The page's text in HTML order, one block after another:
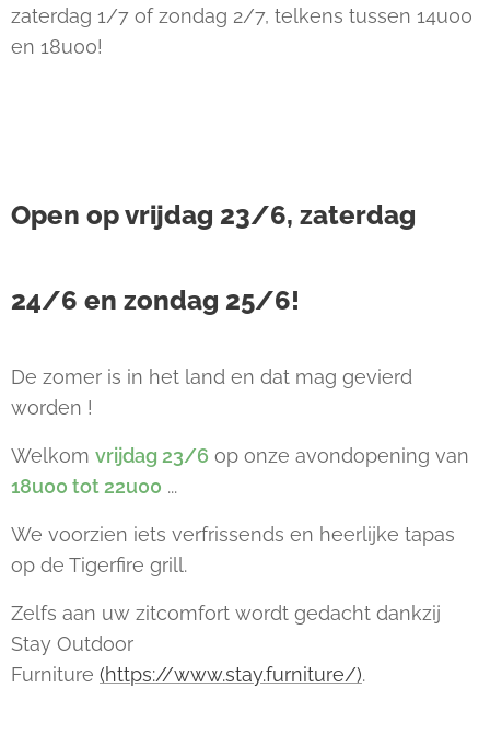
zaterdag 1/7 of zondag 2/7, telkens tussen 14u00
en 18u00!
Open op vrijdag 23/6, zaterdag
24/6 en zondag 25/6!
De zomer is in het land en dat mag gevierd
worden !
Welkom vrijdag 23/6 op onze avondopening van
18u00 tot 22u00 ...
We voorzien iets verfrissends en heerlijke tapas
op de Tigerfire grill.
Zelfs aan uw zitcomfort wordt gedacht dankzij
Stay Outdoor
Furniture (https://www.stay.furniture/).